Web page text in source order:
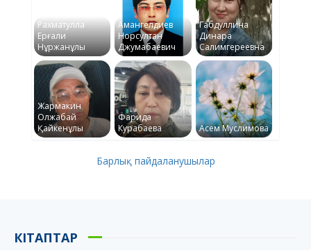
Рахматулла
Ерғали
Нұржанұлы
Амангелдиев
Норсултан
Джумабаевич
Габдуллина
Динара
Салимгереевна
Жармакин
Олжабай
Қайкенұлы
Фарида
Курабаева
Асем Муслимова
Барлық пайдаланушылар
КІТАПТАР